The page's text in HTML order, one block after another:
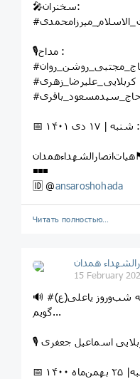
🎤سخنران:
🎙مداح :
#کربلایی_علیرضا_زهری
| ۱۷ دی ۱۴۰۱
◾️◾️◾️
🆔 @ansaroshohada
Читать полностью…
همدان
15 February
🔊 #شعرخوانی: خوش آن زمان که شب‌وروز یاعلی(ع)
گویم...
اسماعیل جعفری
۱۴۰۰